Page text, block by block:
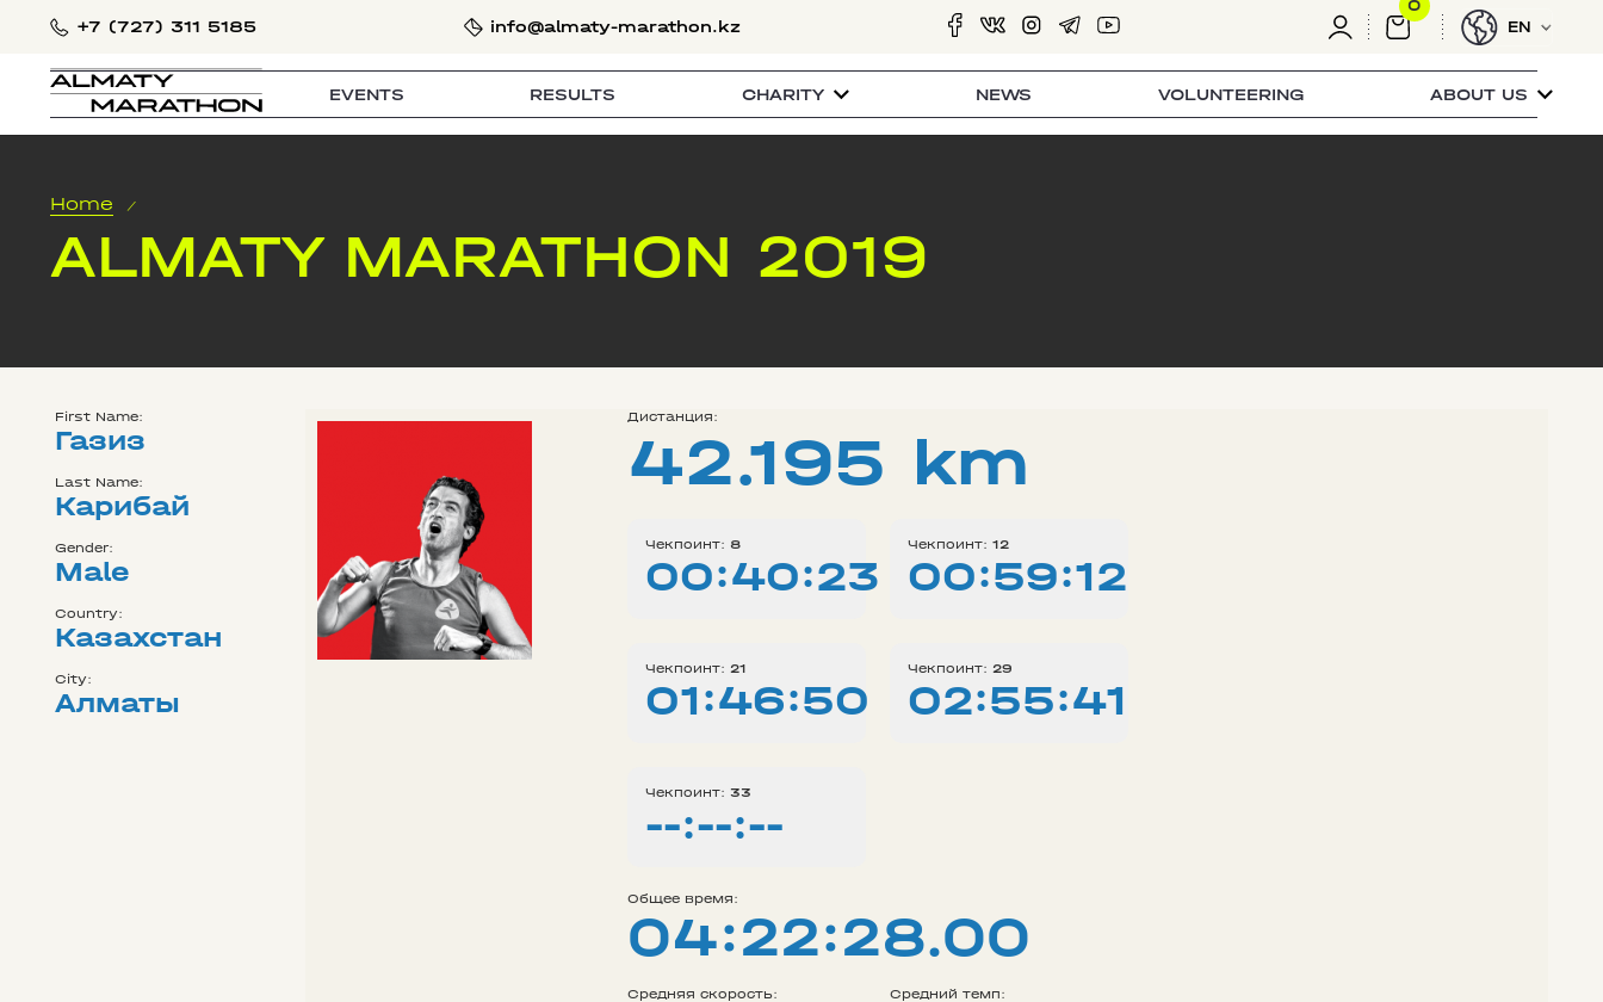
+7 (727) 311 5185 info@almaty-marathon.kz
0
EN
EVENTS RESULTS CHARITY NEWS VOLUNTEERING ABOUT US
Home /
ALMATY MARATHON 2019
First Name:
Газиз
Last Name:
Карибай
Gender:
Male
Country:
Казахстан
City:
Алматы
Дистанция:
42.195 km
Чекпоинт: 8
00:40:23
Чекпоинт: 12
00:59:12
Чекпоинт: 21
01:46:50
Чекпоинт: 29
02:55:41
Чекпоинт: 33
--:--:--
Общее время:
04:22:28.00
Средняя скорость: Средний темп: